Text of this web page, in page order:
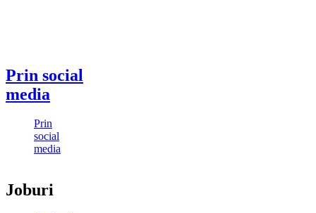
Prin social
media
Prin
social
media
Joburi